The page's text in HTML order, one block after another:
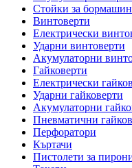
Стойки за
Винтоверти
Електрически
Ударни винтоверти
Акумулаторни
Гайковерти
Електрически
Ударни гайковерти
Акумулаторни
Пневматични
Перфоратори
Къртачи
Пистолети за